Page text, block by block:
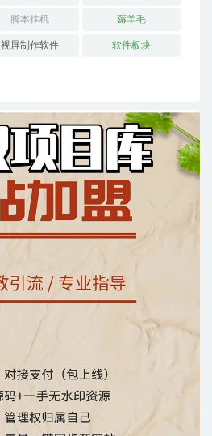
脚本挂机 薅羊毛
视屏制作软件 软件板块